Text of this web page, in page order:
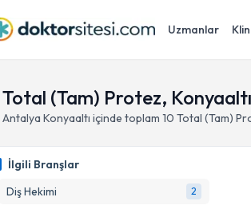
Uzmanlar
Total (Tam) Protez,
Antalya Konyaaltı içinde toplam 10 Total (Tam)
İlgili Branşlar
Diş Hekimi
2